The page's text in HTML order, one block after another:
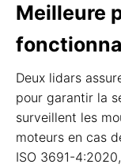
Meilleure
Deux lidars
pour garantir la
surveillent les
moteurs en cas
ISO 3691-